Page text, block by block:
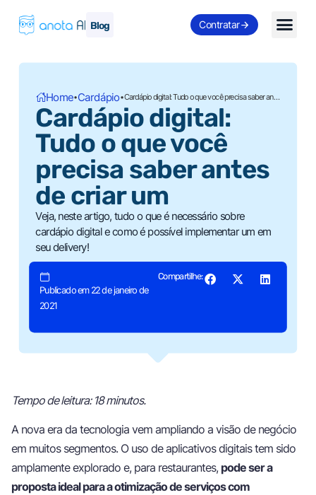
Blog Contratar
Home•Cardápio• Cardápio digital: Tudo o que você precisa saber antes de criar um
Cardápio digital:
Tudo o que você
precisa saber antes
de criar um
Veja, neste artigo, tudo o que é necessário sobre
cardápio digital e como é possível implementar um em
seu delivery!
Publicado em 22 de janeiro de
2021
Compartilhe:
Tempo de leitura: 18 minutos.
A nova era da tecnologia vem ampliando a visão de negócio
em muitos segmentos. O uso de aplicativos digitais tem sido
amplamente explorado e, para restaurantes, pode ser a
proposta ideal para a otimização de serviços com